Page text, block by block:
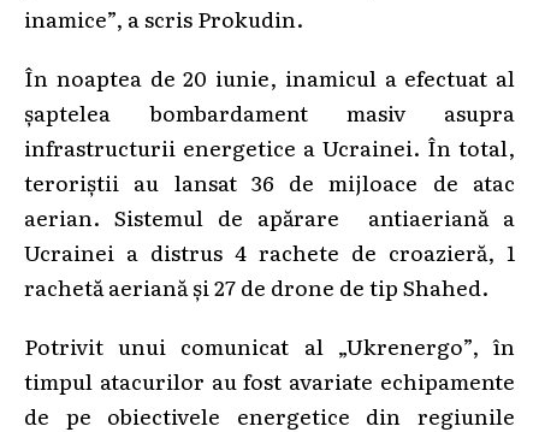
inamice”, a scris Prokudin.
În noaptea de 20 iunie, inamicul a efectuat al
șaptelea bombardament masiv asupra
infrastructurii energetice a Ucrainei. În total,
teroriștii au lansat 36 de mijloace de atac
aerian. Sistemul de apărare antiaeriană a
Ucrainei a distrus 4 rachete de croazieră, 1
rachetă aeriană și 27 de drone de tip Shahed.
Potrivit unui comunicat al „Ukrenergo”, în
timpul atacurilor au fost avariate echipamente
de pe obiectivele energetice din regiunile